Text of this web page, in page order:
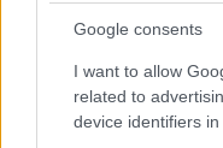
Google consents
I want to allow
related to
device identifiers in
davanti a una
che riflettano una
analisi, è chiaro che